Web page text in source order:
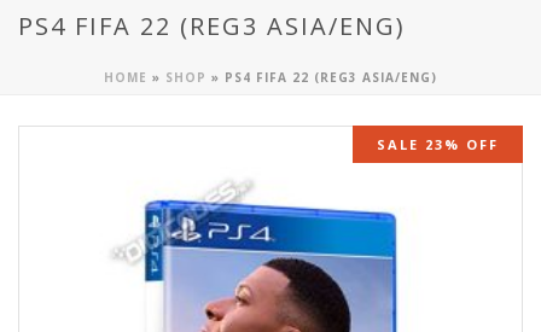
PS4 FIFA 22 (REG3 ASIA/ENG)
HOME » SHOP » PS4 FIFA 22 (REG3 ASIA/ENG)
SALE 23% OFF